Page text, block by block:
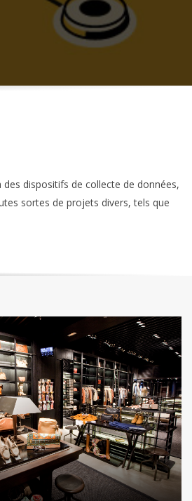
dispositifs de collecte de données,
sortes de projets divers, tels que